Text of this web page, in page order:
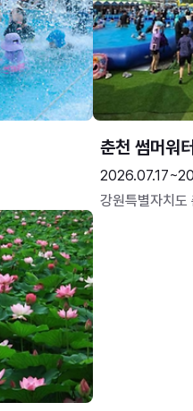
춘천 썸머워
강원특별자치도